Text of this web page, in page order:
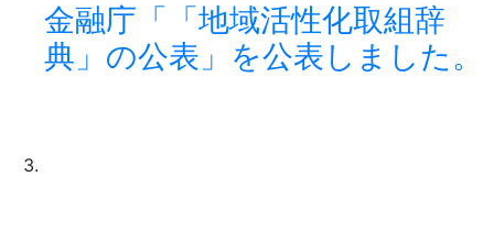
金融庁「「地域活性化取組辞
典」の公表」を公表しました。